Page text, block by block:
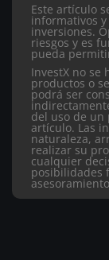
Este artículo
informativos
inversiones.
riesgos y es
pueda
InvestX no se
productos o
podrá ser
del uso de un
artículo. Las
naturaleza,
realizar su
cualquier
posibilidades